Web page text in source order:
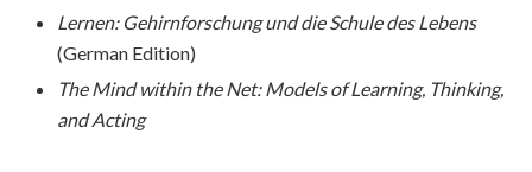
Lernen: Gehirnforschung und die Schule des Lebens
(German Edition)
The Mind within the Net: Models of Learning, Thinking,
and Acting